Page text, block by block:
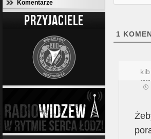
Komentarze
PRZYJACIELE
1